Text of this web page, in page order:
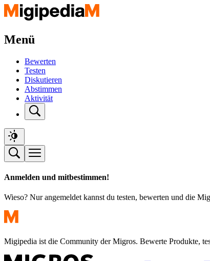
Menü
Bewerten
Testen
Diskutieren
Abstimmen
Aktivität
Anmelden und mitbestimmen!
Wieso? Nur angemeldet kannst du testen, bewerten und die
Migipedia ist die Community der Migros. Bewerte Produkte,